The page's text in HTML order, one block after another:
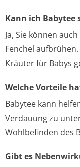
Kann ich Babytee
Ja, Sie können
Fenchel
Kräuter für Babys
Welche Vorteile
Babytee kann
Verdauung zu
Wohlbefinden des
Gibt es